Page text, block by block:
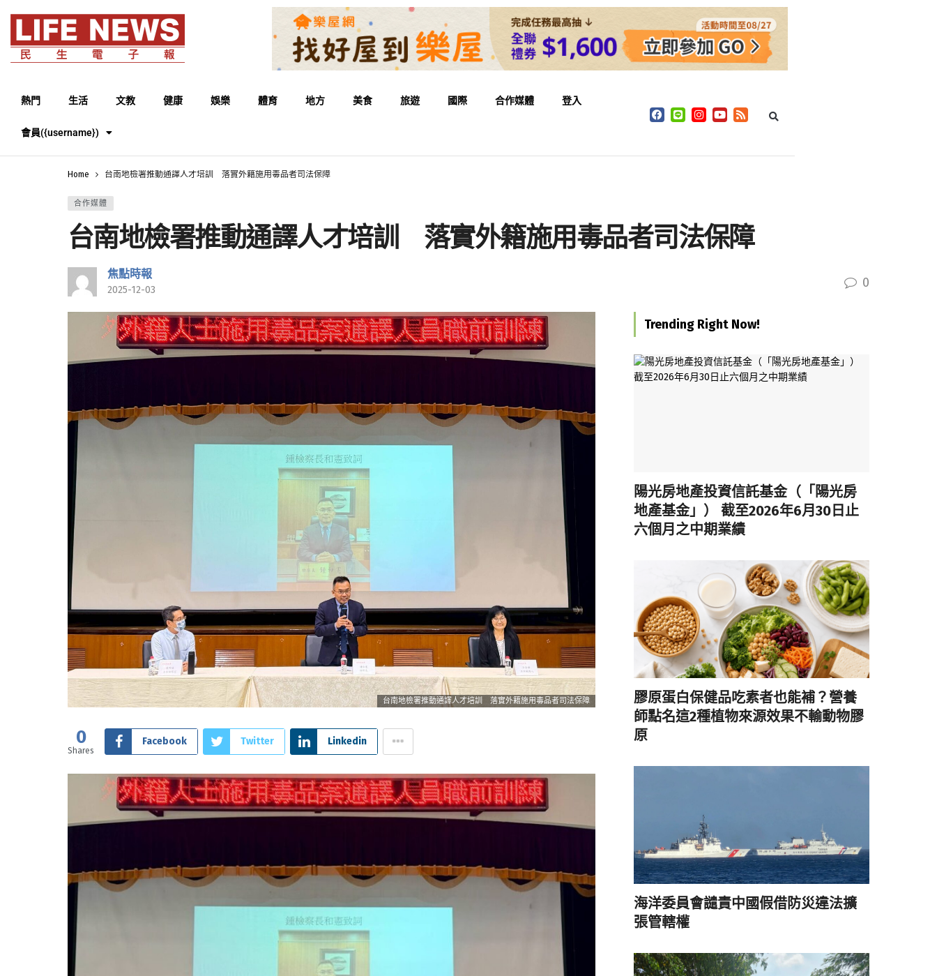
熱門 生活 文教 健康 娛樂 體育 地方 美食 旅遊 國際 合作媒體 登入
會員({username})
Home 台南地檢署推動通譯人才培訓 落實外籍施用毒品者司法保障
合作媒體
台南地檢署推動通譯人才培訓 落實外籍施用毒品者司法保障
焦點時報
2025-12-03 0
台南地檢署推動通譯人才培訓 落實外籍施用毒品者司法保障
0
Shares
Facebook Twitter Linkedin
Trending Right Now!
陽光房地產投資信託基金（「陽光房
地產基金」） 截至2026年6月30日止
六個月之中期業績
膠原蛋白保健品吃素者也能補？營養
師點名這2種植物來源效果不輸動物膠
原
海洋委員會譴責中國假借防災違法擴
張管轄權